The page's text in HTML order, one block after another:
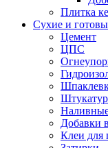
Плитка
Сухие и
Цемент
ЦПС
Добавки
Клеи для